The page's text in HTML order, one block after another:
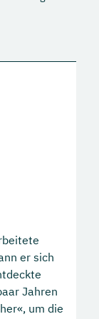
er sich
Jahren
um die